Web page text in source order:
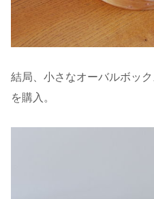
結局、小さなオーバルボッ
を購入。